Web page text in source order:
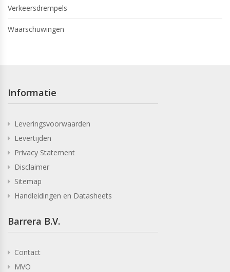
Verkeersdrempels
Waarschuwingen
Informatie
Leveringsvoorwaarden
Levertijden
Privacy Statement
Disclaimer
Sitemap
Handleidingen en Datasheets
Barrera B.V.
Contact
MVO